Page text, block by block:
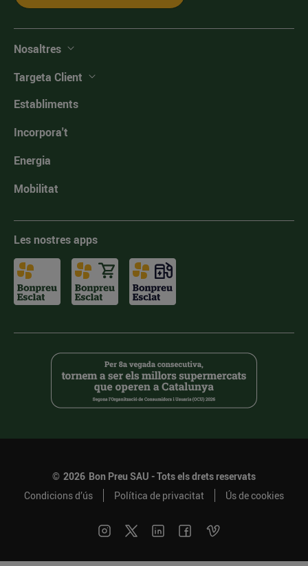
Nosaltres
Targeta Client
Establiments
Incorpora't
Energia
Mobilitat
Les nostres apps
© 2026 Bon Preu SAU - Tots els drets reservats
Condicions d’ús
Política de privacitat Ús de cookies